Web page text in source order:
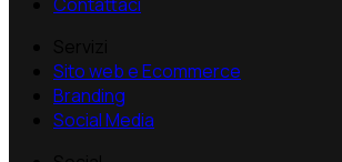
Sito web e Ecommerce
Branding
Social Media